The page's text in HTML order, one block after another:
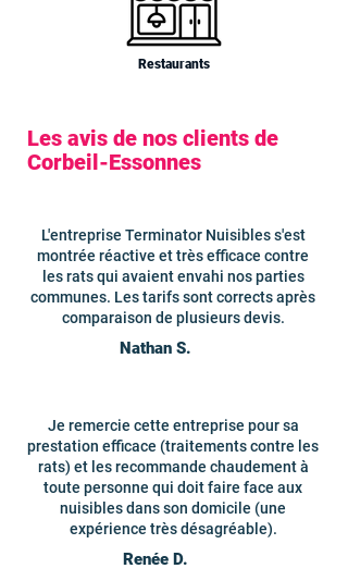
Restaurants
Les avis de nos clients de
Corbeil-Essonnes
L'entreprise Terminator Nuisibles s'est
montrée réactive et très efficace contre
les rats qui avaient envahi nos parties
communes. Les tarifs sont corrects après
comparaison de plusieurs devis.
Nathan S.
Je remercie cette entreprise pour sa
prestation efficace (traitements contre les
rats) et les recommande chaudement à
toute personne qui doit faire face aux
nuisibles dans son domicile (une
expérience très désagréable).
Renée D.